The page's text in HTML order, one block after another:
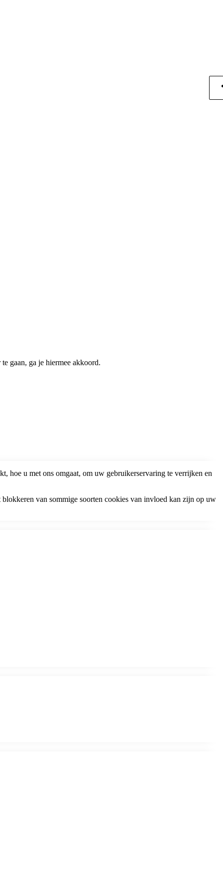
gaan, ga je hiermee akkoord.
hoe u met ons omgaat, om uw gebruikerservaring te verrijken en
van sommige soorten cookies van invloed kan zijn op uw